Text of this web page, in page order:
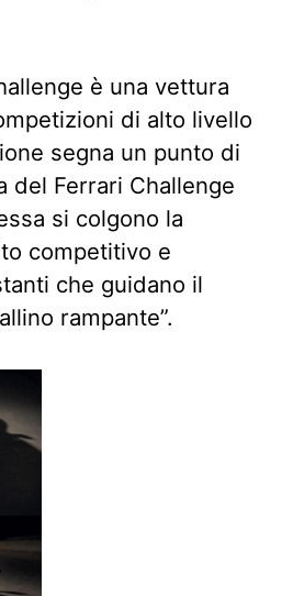
è una vettura
di alto livello
segna un punto di
del Ferrari Challenge
si colgono la
competitivo e
che guidano il
rampante”.